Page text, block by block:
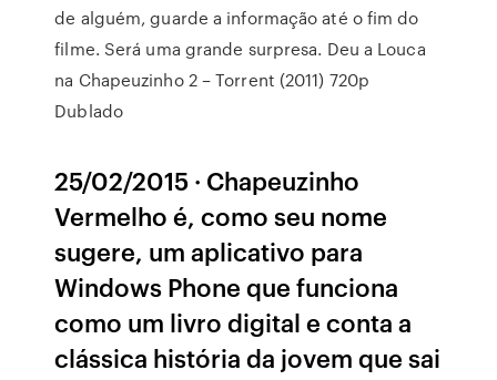
de alguém, guarde a informação até o fim do
filme. Será uma grande surpresa. Deu a Louca
na Chapeuzinho 2 – Torrent (2011) 720p
Dublado
25/02/2015 · Chapeuzinho
Vermelho é, como seu nome
sugere, um aplicativo para
Windows Phone que funciona
como um livro digital e conta a
clássica história da jovem que sai